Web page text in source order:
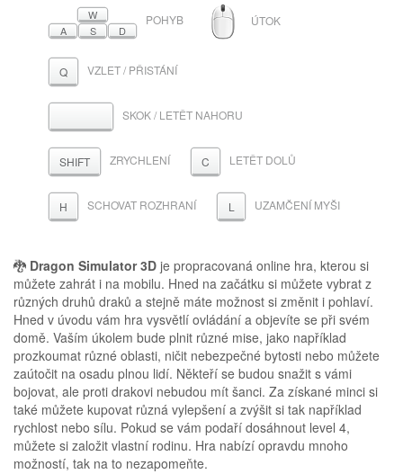
W
A
S D
POHYB MYŠ
ÚTOK
Q VZLET / PŘISTÁNÍ
MEZERNÍKSKOK / LETĚT NAHORU
SHIFT ZRYCHLENÍ C LETĚT DOLŮ
H SCHOVAT ROZHRANÍ L UZAMČENÍ MYŠI
🐉 Dragon Simulator 3D je propracovaná online hra, kterou si
můžete zahrát i na mobilu. Hned na začátku si můžete vybrat z
různých druhů draků a stejně máte možnost si změnit i pohlaví.
Hned v úvodu vám hra vysvětlí ovládání a objevíte se při svém
domě. Vaším úkolem bude plnit různé mise, jako například
prozkoumat různé oblasti, ničit nebezpečné bytosti nebo můžete
zaútočit na osadu plnou lidí. Někteří se budou snažit s vámi
bojovat, ale proti drakovi nebudou mít šanci. Za získané minci si
také můžete kupovat různá vylepšení a zvýšit si tak například
rychlost nebo sílu. Pokud se vám podaří dosáhnout level 4,
můžete si založit vlastní rodinu. Hra nabízí opravdu mnoho
možností, tak na to nezapomeňte.